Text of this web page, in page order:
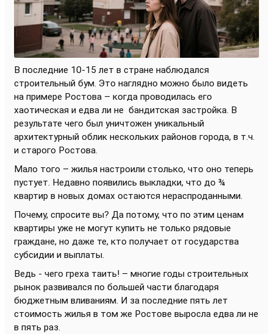
В последние 10-15 лет в стране наблюдался
строительный бум. Это наглядно можно было видеть
на примере Ростова – когда проводилась его
хаотическая и едва ли не бандитская застройка. В
результате чего был уничтожен уникальный
архитектурный облик нескольких районов города, в т.ч.
и старого Ростова.
Мало того – жилья настроили столько, что оно теперь
пустует. Недавно появились выкладки, что до ¾
квартир в новых домах остаются нераспроданными.
Почему, спросите вы? Да потому, что по этим ценам
квартиры уже не могут купить не только рядовые
граждане, но даже те, кто получает от государства
субсидии и выплаты.
Ведь - чего греха таить! – многие годы строительных
рынок развивался по большей части благодаря
бюджетным вливаниям. И за последние пять лет
стоимость жилья в том же Ростове выросла едва ли не
в пять раз.